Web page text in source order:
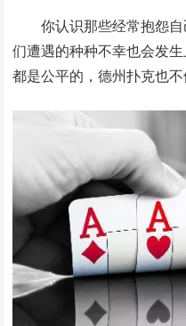
你认识那些经常抱怨
们遭遇的种种不幸也会发
都是公平的，德州扑克也不